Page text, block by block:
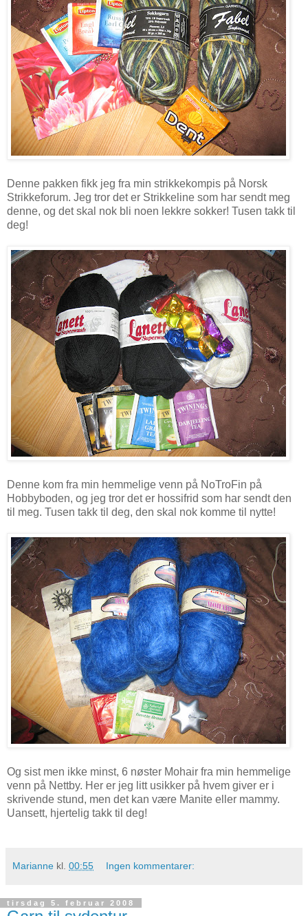
Denne pakken fikk jeg fra min strikkekompis på Norsk
Strikkeforum. Jeg tror det er Strikkeline som har sendt meg
denne, og det skal nok bli noen lekkre sokker! Tusen takk til
deg!
Denne kom fra min hemmelige venn på NoTroFin på
Hobbyboden, og jeg tror det er hossifrid som har sendt den
til meg. Tusen takk til deg, den skal nok komme til nytte!
Og sist men ikke minst, 6 nøster Mohair fra min hemmelige
venn på Nettby. Her er jeg litt usikker på hvem giver er i
skrivende stund, men det kan være Manite eller mammy.
Uansett, hjertelig takk til deg!
Marianne kl. 00:55 Ingen kommentarer:
tirsdag 5. februar 2008